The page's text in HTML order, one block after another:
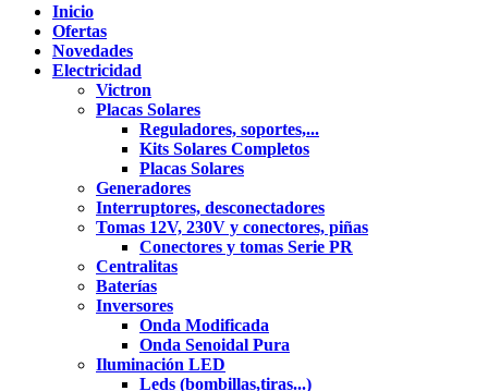
Inicio
Ofertas
Novedades
Electricidad
Victron
Placas Solares
Reguladores, soportes,...
Kits Solares Completos
Placas Solares
Generadores
Interruptores, desconectadores
Tomas 12V, 230V y conectores, piñas
Conectores y tomas Serie PR
Centralitas
Baterías
Inversores
Onda Modificada
Onda Senoidal Pura
Iluminación LED
Leds (bombillas,tiras...)